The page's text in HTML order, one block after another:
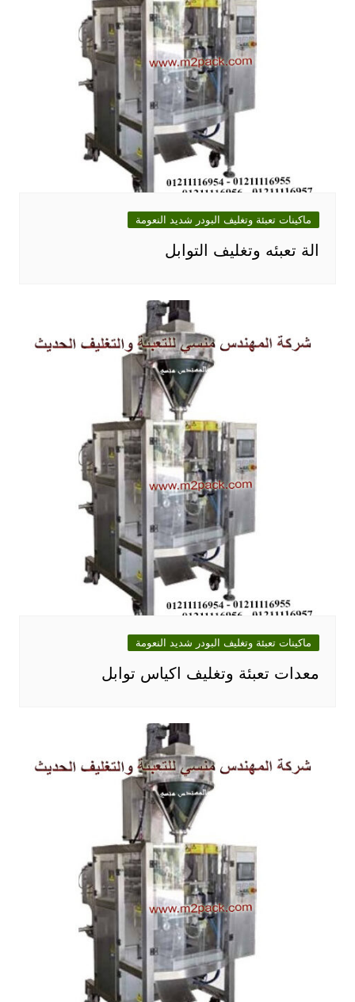
ماكينات تعبئة وتغليف البودر شديد النعومة
الة تعبئه وتغليف التوابل
ماكينات تعبئة وتغليف البودر شديد النعومة
معدات تعبئة وتغليف اكياس توابل